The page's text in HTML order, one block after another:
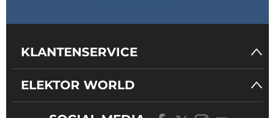
KLANTENSERVICE
ELEKTOR WORLD